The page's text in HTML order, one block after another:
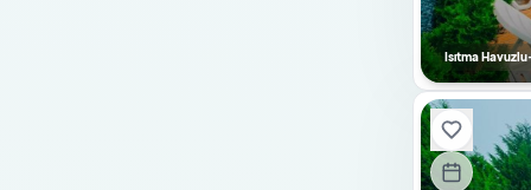
Isıtma